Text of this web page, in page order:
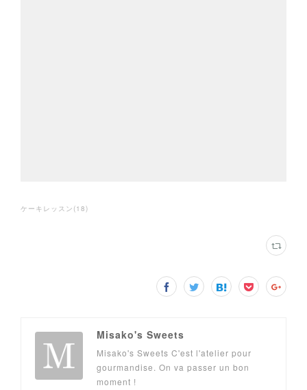
ケーキレッスン (18)
Misako's Sweets
Misako's Sweets C'est l'atelier pour
gourmandise. On va passer un bon
moment !